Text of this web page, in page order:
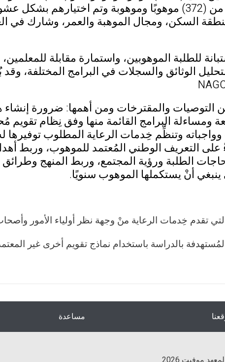
إداريًا وإدارية. وأما عينة البحث فتكونت من (372) موهوبًا وموهوبة وتم
السكن، ومجال الموهبة والعمر، وشارك في
للطلبة الموهوبين، واستمارة مقابلة
الوثائق والسجلات في البرامج المختلفة، وقد
والمقترخات ومن أهمها: ضرورة إنشاء
ومساءلة البرامج القائمة منها وفق نِظام تقويم
وتنظِّم خِدمات الرعاية المطلوب توفيرها
على التعريف الوطني المُعتمد للموهوب، وربط
الطلبة ورؤية المجتمع، وربط المنهج
ينبغي أنْ يستكملها الموهوب سنويًا.
تقدم خِدمات الرعاية منْ وجهة نظر أولياء الأمور
بالدراسة باستخدام نماذج تقويم أخرى غير
مساعدة